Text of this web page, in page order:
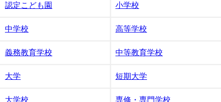
認定こども園 小学校
中学校 高等学校
義務教育学校 中等教育学校
大学 短期大学
大学校 専修・専門学校